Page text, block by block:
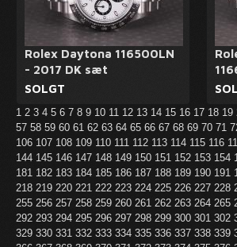
Rolex Daytona 116500LN
- 2017 DK sæt
SOLGT
1 2 3 4 5 6 7 8 9 10 11 12 13 14 15 16 17 18 19
57 58 59 60 61 62 63 64 65 66 67 68 69 70 71
106 107 108 109 110 111 112 113 114 115 116
144 145 146 147 148 149 150 151 152 153 154
181 182 183 184 185 186 187 188 189 190 191
218 219 220 221 222 223 224 225 226 227 228
255 256 257 258 259 260 261 262 263 264 265
292 293 294 295 296 297 298 299 300 301 302
329 330 331 332 333 334 335 336 337 338 339